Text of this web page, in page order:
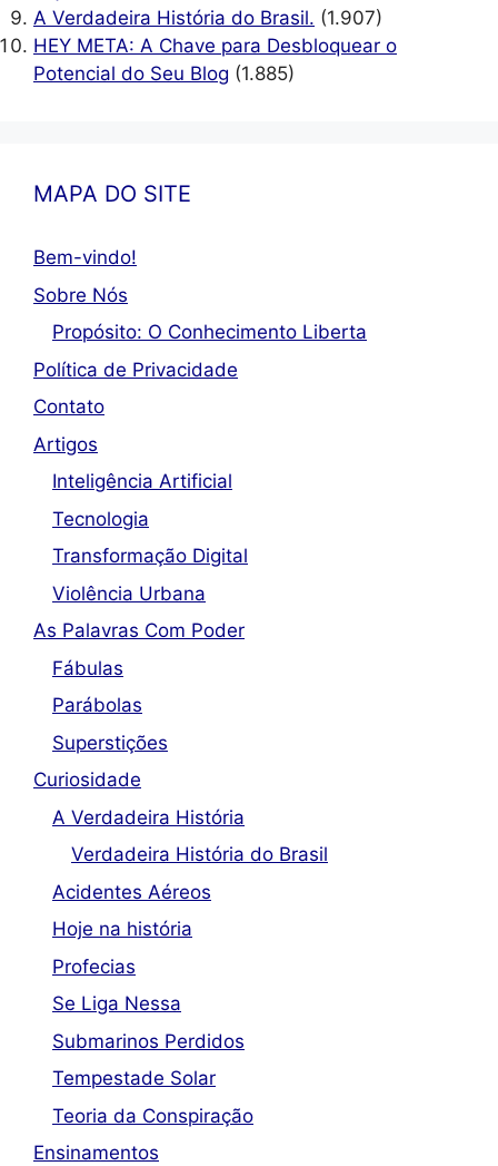
A Verdadeira História do Brasil. (1.907)
HEY META: A Chave para Desbloquear o
Potencial do Seu Blog (1.885)
MAPA DO SITE
Bem-vindo!
Sobre Nós
Propósito: O Conhecimento Liberta
Política de Privacidade
Contato
Artigos
Inteligência Artificial
Tecnologia
Transformação Digital
Violência Urbana
As Palavras Com Poder
Fábulas
Parábolas
Superstições
Curiosidade
A Verdadeira História
Verdadeira História do Brasil
Acidentes Aéreos
Hoje na história
Profecias
Se Liga Nessa
Submarinos Perdidos
Tempestade Solar
Teoria da Conspiração
Ensinamentos